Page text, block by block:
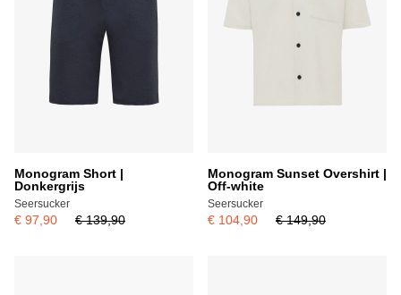
Monogram Short |
Donkergrijs
Seersucker
€ 97,90 € 139,90
Monogram Sunset Overshirt |
Off-white
Seersucker
€ 104,90 € 149,90